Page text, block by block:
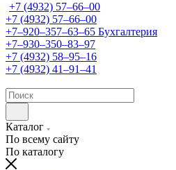
+7 (4932) 57‒66‒00
+7 (4932) 57‒66‒00
+7‒920‒357‒63‒65 Бухгалтерия
+7‒930‒350‒83‒97
+7 (4932) 58‒95‒16
+7 (4932) 41‒91‒41
Каталог
По всему сайту
По каталогу